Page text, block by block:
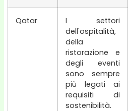
Qatar
I settori
dell'ospitalità,
della
ristorazione e
degli eventi
sono sempre
più legati ai
requisiti di
sostenibilità.